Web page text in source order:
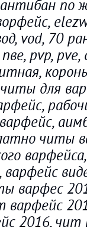
по
vod, 70
pvp, pve,
для
читы
варфес
варфейс
2016,